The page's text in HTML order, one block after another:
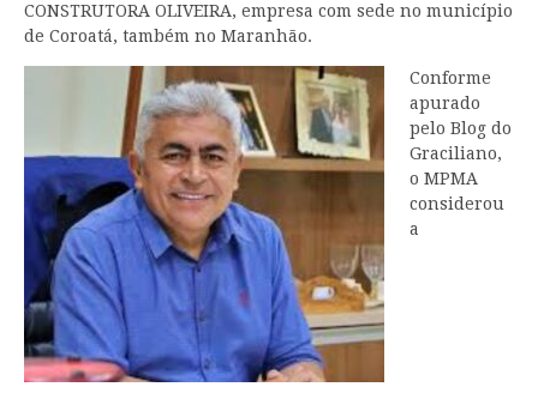
CONSTRUTORA OLIVEIRA, empresa com sede no município
de Coroatá, também no Maranhão.
Conforme
apurado
pelo Blog do
Graciliano,
o MPMA
considerou
a